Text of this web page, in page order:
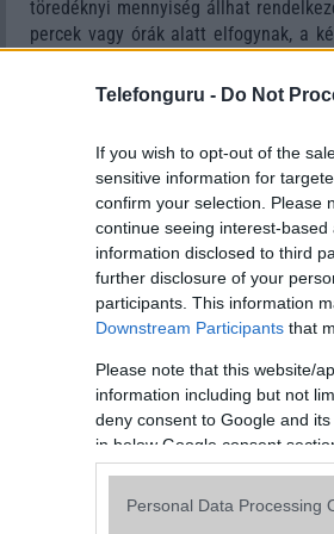
Telefonguru - Do Not
If you wish to opt-out of the
sensitive information for
confirm your selection. Please
continue seeing interest-
information disclosed to third
further disclosure of your
participants. This information
Downstream Participants that
Please note that this website/
information including but not
deny consent to Google and
in below Google consent
Personal Data Processing
töredéknyi mennyiség állhat
percek vagy órák alatt elfogynak, a
Érdekesség ugyanakkor, hogy az
hogy összesen akár 10 millió
ciklusában. Ez különösen
rendkívül magas lehet.
A jelenlegi becslések szerint az
míg a nagyobb tárhellyel szerelt
minden idők legdrágább iPhone-ja
kereső vásárlókat célozza meg.
Böngésszen tovább legfrissebb
https://t.co/cH9jwDwlLl
— 郭明錤｜Ming-Chi Kuo